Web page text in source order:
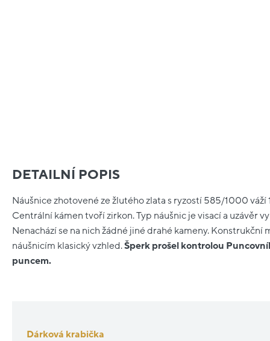
DETAILNÍ POPIS
Náušnice zhotovené ze žlutého zlata s ryzostí 585/1000 váží
Centrální kámen tvoří zirkon. Typ náušnic je visací a uzávěr
Nenachází se na nich žádné jiné drahé kameny. Konstrukční
náušnicím klasický vzhled.Šperk prošel kontrolou
puncem.
Dárková krabička